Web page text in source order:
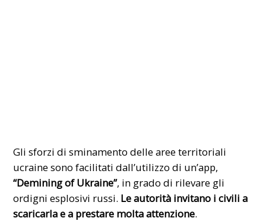
Gli sforzi di sminamento delle aree territoriali
ucraine sono facilitati dall’utilizzo di un’app,
“Demining of Ukraine”, in grado di rilevare gli
ordigni esplosivi russi. Le autorità invitano i civili a
scaricarla e a prestare molta attenzione.